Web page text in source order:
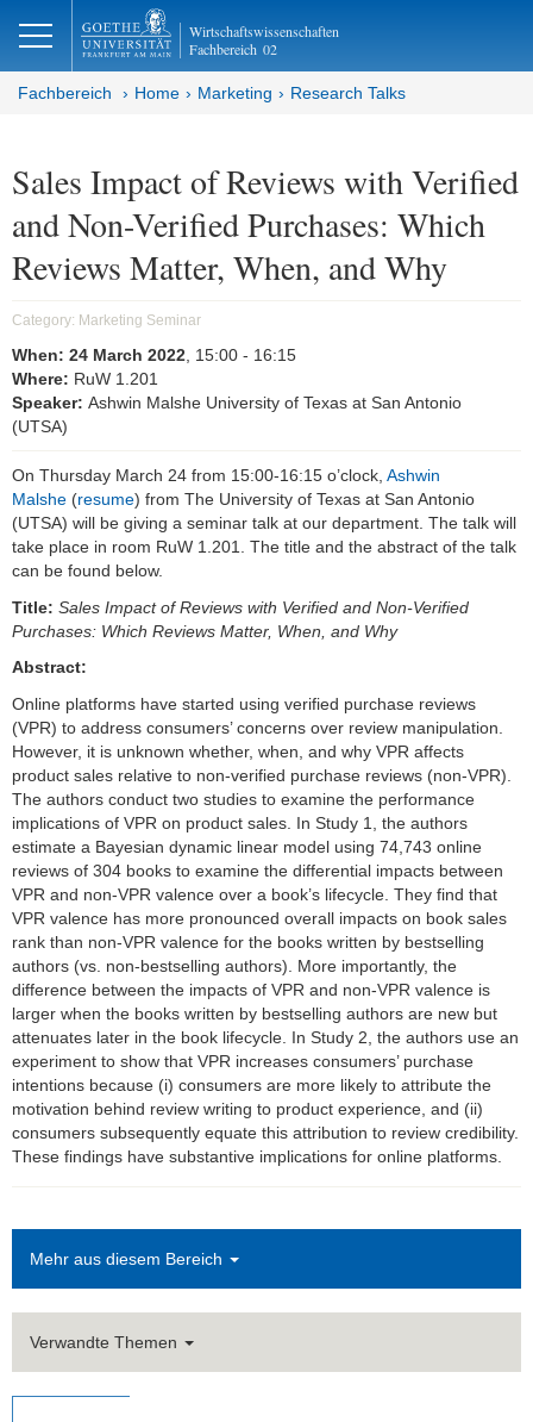
Wirtschaftswissenschaften
Fachbereich 02
Fachbereich Home Marketing Research Talks
Sales Impact of Reviews with Verified
and Non-Verified Purchases: Which
Reviews Matter, When, and Why
Category: Marketing Seminar
When: 24 March 2022 , 15:00 - 16:15
Where: RuW 1.201
Speaker: Ashwin Malshe University of Texas at San Antonio
(UTSA)
On Thursday March 24 from 15:00-16:15 o’clock, Ashwin
Malshe (resume) from The University of Texas at San Antonio
(UTSA) will be giving a seminar talk at our department. The talk will
take place in room RuW 1.201. The title and the abstract of the talk
can be found below.
Title: Sales Impact of Reviews with Verified and Non-Verified
Purchases: Which Reviews Matter, When, and Why
Abstract:
Online platforms have started using verified purchase reviews
(VPR) to address consumers’ concerns over review manipulation.
However, it is unknown whether, when, and why VPR affects
product sales relative to non-verified purchase reviews (non-VPR).
The authors conduct two studies to examine the performance
implications of VPR on product sales. In Study 1, the authors
estimate a Bayesian dynamic linear model using 74,743 online
reviews of 304 books to examine the differential impacts between
VPR and non-VPR valence over a book’s lifecycle. They find that
VPR valence has more pronounced overall impacts on book sales
rank than non-VPR valence for the books written by bestselling
authors (vs. non-bestselling authors). More importantly, the
difference between the impacts of VPR and non-VPR valence is
larger when the books written by bestselling authors are new but
attenuates later in the book lifecycle. In Study 2, the authors use an
experiment to show that VPR increases consumers’ purchase
intentions because (i) consumers are more likely to attribute the
motivation behind review writing to product experience, and (ii)
consumers subsequently equate this attribution to review credibility.
These findings have substantive implications for online platforms.
Mehr aus diesem Bereich
Verwandte Themen